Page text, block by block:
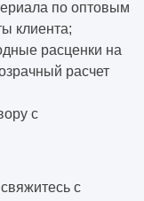
по оптовым
клиента;
расценки на
расчет
с
с